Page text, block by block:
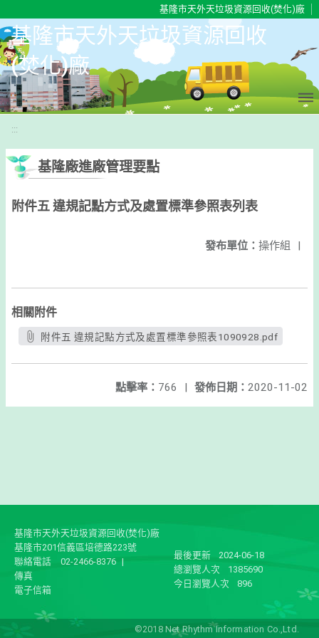
基隆市天外天垃圾資源回收(焚化)廠
基隆市天外天垃圾資源回收
(焚化)廠
:::
基隆廠進廠管理要點
附件五 違規記點方式及處置標準參照表列表
發布單位： 操作組 |
相關附件
附件五 違規記點方式及處置標準參照表1090928.pdf
發佈日期： 2020-11-02
點擊率： 766 |
基隆市天外天垃圾資源回收(焚化)廠
基隆市201信義區培德路223號
聯絡電話
02-2466-8376 |
傳真
電子信箱
最後更新
2024-06-18
總瀏覽人次
1385690
今日瀏覽人次
896
©2018 Net Rhythm Information Co.,Ltd.